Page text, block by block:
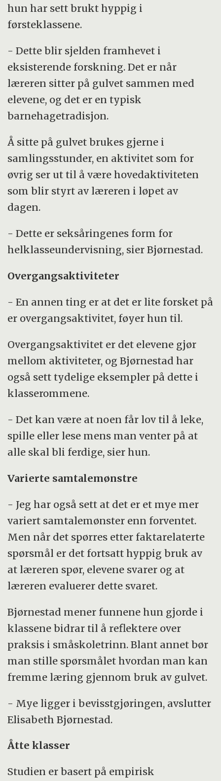
hun har sett brukt hyppig i
førsteklassene.
- Dette blir sjelden framhevet i
eksisterende forskning. Det er når
læreren sitter på gulvet sammen med
elevene, og det er en typisk
barnehagetradisjon.
Å sitte på gulvet brukes gjerne i
samlingsstunder, en aktivitet som for
øvrig ser ut til å være hovedaktiviteten
som blir styrt av læreren i løpet av
dagen.
- Dette er seksåringenes form for
helklasseundervisning, sier Bjørnestad.
Overgangsaktiviteter
- En annen ting er at det er lite forsket på
er overgangsaktivitet, føyer hun til.
Overgangsaktivitet er det elevene gjør
mellom aktiviteter, og Bjørnestad har
også sett tydelige eksempler på dette i
klasserommene.
- Det kan være at noen får lov til å leke,
spille eller lese mens man venter på at
alle skal bli ferdige, sier hun.
Varierte samtalemønstre
- Jeg har også sett at det er et mye mer
variert samtalemønster enn forventet.
Men når det spørres etter faktarelaterte
spørsmål er det fortsatt hyppig bruk av
at læreren spør, elevene svarer og at
læreren evaluerer dette svaret.
Bjørnestad mener funnene hun gjorde i
klassene bidrar til å reflektere over
praksis i småskoletrinn. Blant annet bør
man stille spørsmålet hvordan man kan
fremme læring gjennom bruk av gulvet.
- Mye ligger i bevisstgjøringen, avslutter
Elisabeth Bjørnestad.
Åtte klasser
Studien er basert på empirisk